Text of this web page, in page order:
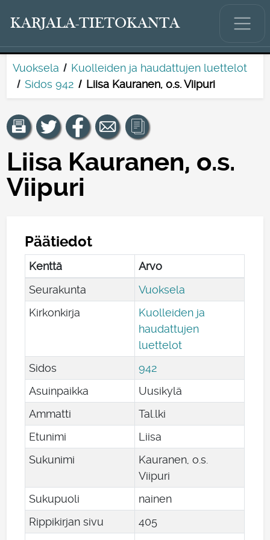
KARJALA-TIETOKANTA
Vuoksela
Kuolleiden ja haudattujen luettelot
Sidos 942
Liisa Kauranen, o.s. Viipuri
Liisa Kauranen, o.s.
Viipuri
Päätiedot
Kenttä
Arvo
Seurakunta
Vuoksela
Kirkonkirja
Kuolleiden ja
haudattujen
luettelot
Sidos
942
Asuinpaikka
Uusikylä
Ammatti
Tal.lki
Etunimi
Liisa
Sukunimi
Kauranen, o.s.
Viipuri
Sukupuoli
nainen
Rippikirjan sivu
405